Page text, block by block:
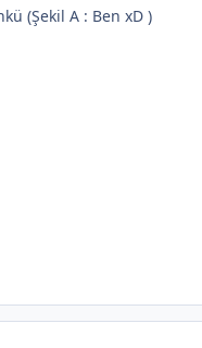
(Şekil A : Ben xD )